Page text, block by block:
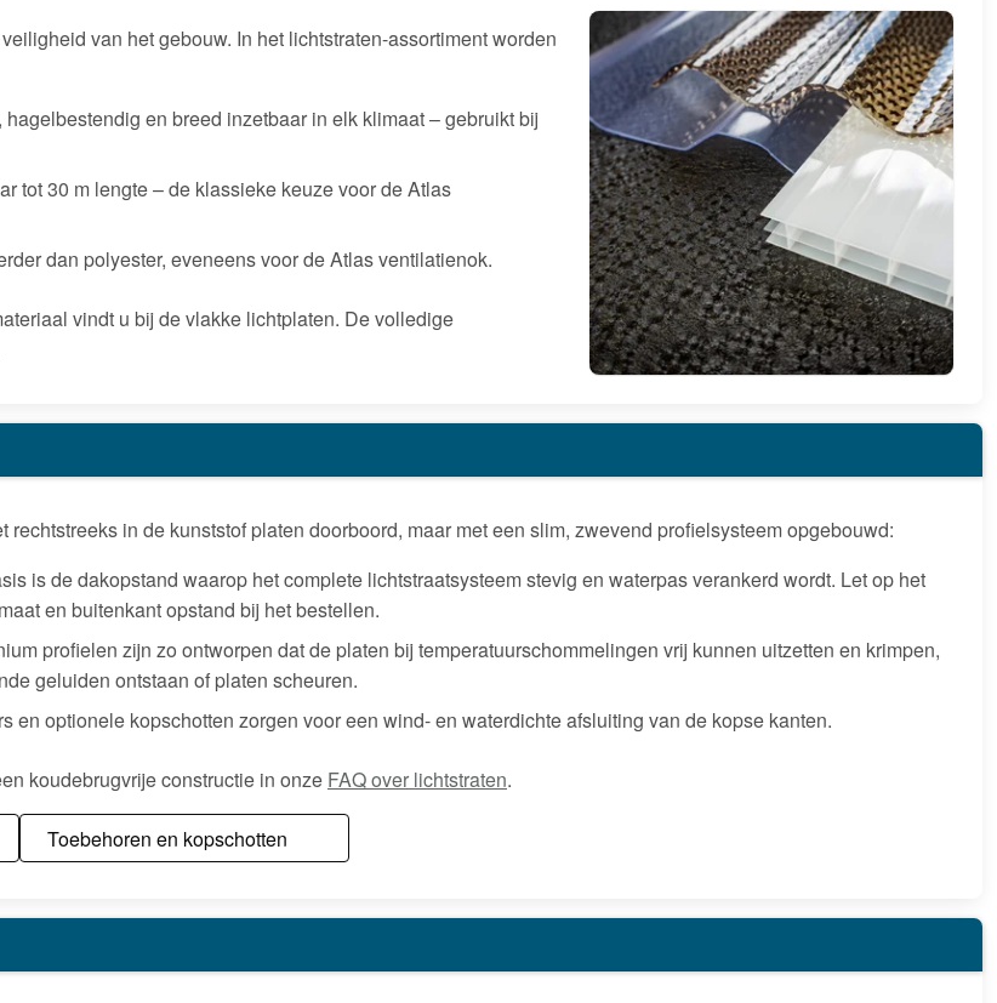
van het gebouw. In het lichtstraten-assortiment worden
en breed inzetbaar in elk klimaat – gebruikt bij
tot 30 m lengte – de klassieke keuze voor de Atlas
dan polyester, eveneens voor de Atlas ventilatienok.
vindt u bij de vlakke lichtplaten. De volledige
rechtstreeks in de kunststof platen doorboord, maar met een slim, zwevend profielsysteem opgebouwd:
is de dakopstand waarop het complete lichtstraatsysteem stevig en waterpas verankerd wordt. Let op het
en buitenkant opstand bij het bestellen.
profielen zijn zo ontworpen dat de platen bij temperatuurschommelingen vrij kunnen uitzetten en krimpen,
geluiden ontstaan of platen scheuren.
en optionele kopschotten zorgen voor een wind- en waterdichte afsluiting van de kopse kanten.
koudebrugvrije constructie in onze FAQ over lichtstraten.
Toebehoren en kopschotten